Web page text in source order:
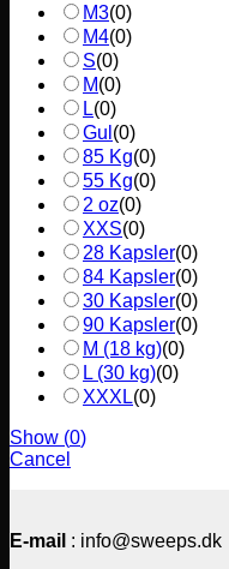
M3(0)
M4(0)
S(0)
M(0)
L(0)
Gul (0)
85 Kg(0)
55 Kg(0)
2 oz(0)
XXS(0)
28 Kapsler(0)
84 Kapsler(0)
30 Kapsler(0)
90 Kapsler(0)
M (18 kg)(0)
L (30 kg)(0)
XXXL(0)
Show (0)
Cancel
E-mail : info@sweeps.dk